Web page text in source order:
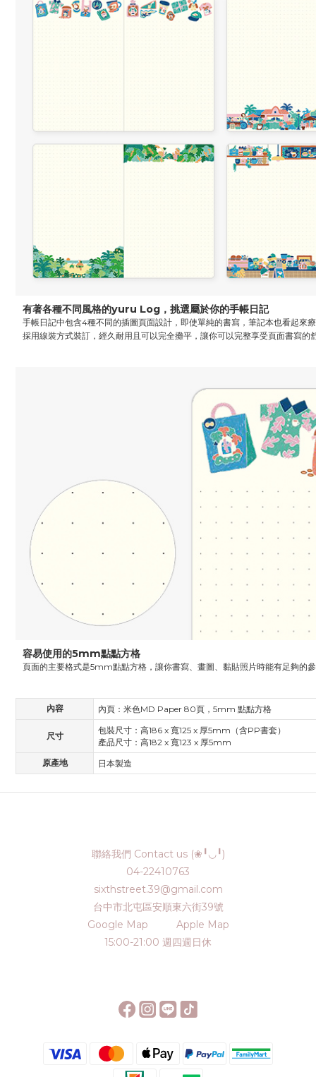
有著各種不同風格的yuru Log，挑選屬於你的手帳日記
手帳日記中包含4種不同的插圖頁面設計，即使單純的書寫，筆記本也看起來
採用線裝方式裝訂，經久耐用且可以完全攤平，讓你可以完整享受頁面書寫的
容易使用的5mm點點方格
頁面的主要格式是5mm點點方格，讓你書寫、畫圖、黏貼照片時能有足夠的
內容 內頁：米色MD Paper 80頁，5mm 點點方格
尺寸
包裝尺寸：高186 x 寬125 x 厚5mm（含PP書套）
產品尺寸：高182 x 寬123 x 厚5mm
原產地
日本製造
聯絡我們 Contact us (❀╹◡╹)
04-22410763
sixthstreet.39@gmail.com
台中市北屯區安順東六街39號
Google Map
Apple Map
15:00-21:00 週四週日休